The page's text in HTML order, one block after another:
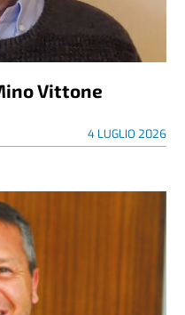
Vittone
4 LUGLIO 2026